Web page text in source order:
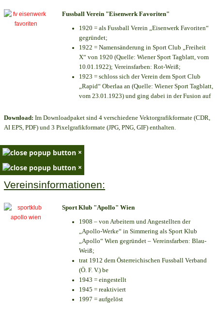
Fussball Verein "Eisenwerk Favoriten"
1920 = als Fussball Verein „Eisenwerk Favoriten“
gegründet;
1922 = Namensänderung in Sport Club „Freiheit
X“ von 1920 (Quelle: Wiener Sport Tagblatt, vom
10.01.1922); Vereinsfarben: Rot-Weiß;
1923 = schloss sich der Verein dem Sport Club
„Rapid“ Oberlaa an (Quelle: Wiener Sport Tagblatt,
vom 23.01.1923) und ging dabei in der Fusion auf
Download: Im Downloadpaket sind 4 verschiedene Vektorgrafikformate (CDR,
AI EPS, PDF) und 3 Pixelgrafikformate (JPG, PNG, GIF) enthalten.
×
×
Vereinsinformationen:
Sport Klub "Apollo" Wien
1908 – von Arbeitern und Angestellten der
„Apollo-Werke“ in Simmering als Sport Klub
„Apollo“ Wien gegründet – Vereinsfarben: Blau-
Weiß;
trat 1912 dem Österreichischen Fussball Verband
(Ö. F. V.) be
1943 = eingestellt
1945 = reaktiviert
1997 = aufgelöst